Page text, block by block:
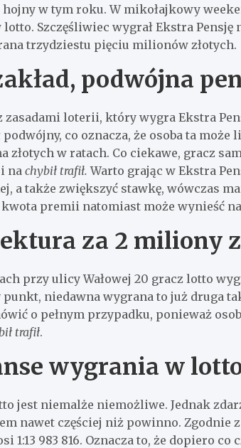
w tym roku. W mikołajkowy
Szczęśliwiec wygrał Ekstra Pensję
trzydziestu pięciu milionów złotych.
podwójna
zasadami loterii, który wygra Ekstra
podwójny, co oznacza, że osoba ta
złotych w ratach. Co ciekawe, gracz
na chybił trafił.Warto grając w Ekstra
a także zwiększyć stawkę, wówczas
premii natomiast może wynieść
za 2 miliony
przy ulicy Wałowej 20 gracz lotto
niedawna wygrana to już druga
o pełnym przypadku, ponieważ
trafił.
wygrania w
jest niemalże niemożliwe. Jednak
nawet częściej niż powinno.
1:13 983 816. Oznacza to, że dopiero